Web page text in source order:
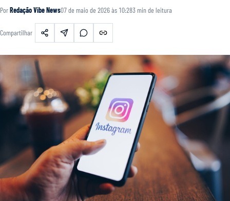
PorRedação Vibe News07 de maio de 2026 às 10:283 min de leitura
Compartilhar